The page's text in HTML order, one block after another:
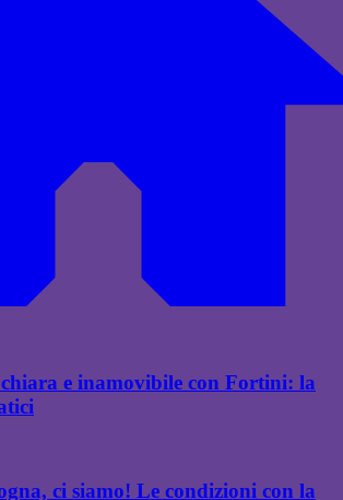
e inamovibile con Fortini: la
ci siamo! Le condizioni con la